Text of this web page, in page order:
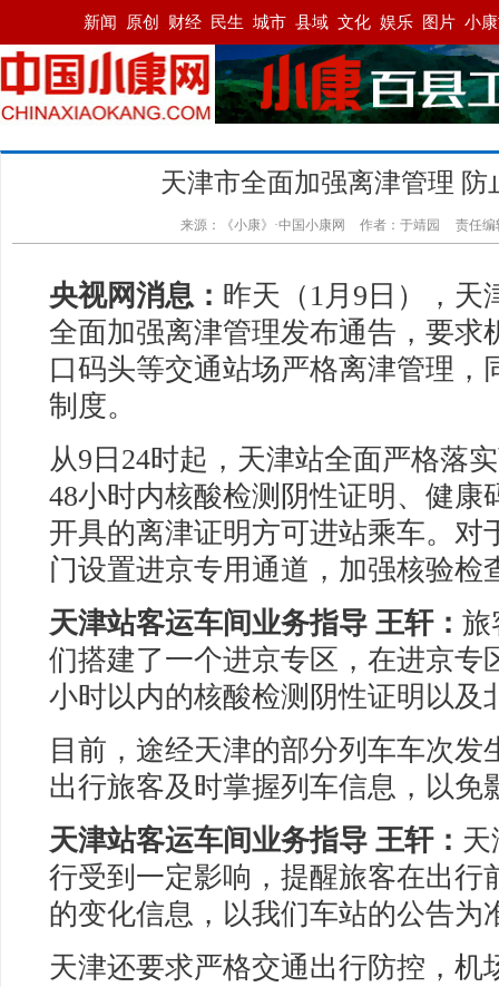
天津市全面加强离津管理 防
来源：《小康》·中国小康网 作者：于靖园 责任编
央视网消息： 昨天（1月9日），天
全面加强离津管理发布通告，要求
口码头等交通站场严格离津管理，
制度。
从9日24时起，天津站全面严格落
48小时内核酸检测阴性证明、健康
开具的离津证明方可进站乘车。对
门设置进京专用通道，加强核验检
天津站客运车间业务指导 王轩： 旅
们搭建了一个进京专区，在进京专
小时以内的核酸检测阴性证明以及
目前，途经天津的部分列车车次发
出行旅客及时掌握列车信息，以免
天津站客运车间业务指导 王轩：
行受到一定影响，提醒旅客在出行
的变化信息，以我们车站的公告为
天津还要求严格交通出行防控，机